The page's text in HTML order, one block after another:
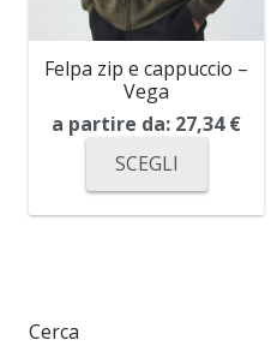
Felpa zip e cappuccio –
Vega
a partire da: 27,34€
SCEGLI
Cerca